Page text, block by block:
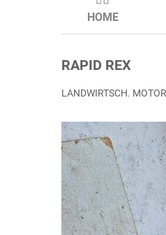
HOME
RAPID REX
LANDWIRTSCH.